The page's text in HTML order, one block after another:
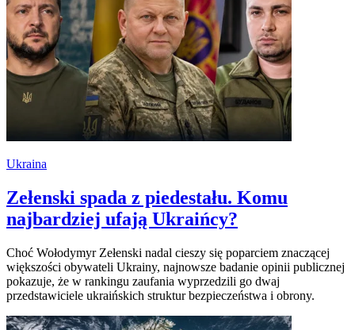
Ukraina
Zełenski spada z piedestału. Komu
najbardziej ufają Ukraińcy?
Choć Wołodymyr Zełenski nadal cieszy się poparciem znaczącej
większości obywateli Ukrainy, najnowsze badanie opinii publicznej
pokazuje, że w rankingu zaufania wyprzedzili go dwaj
przedstawiciele ukraińskich struktur bezpieczeństwa i obrony.